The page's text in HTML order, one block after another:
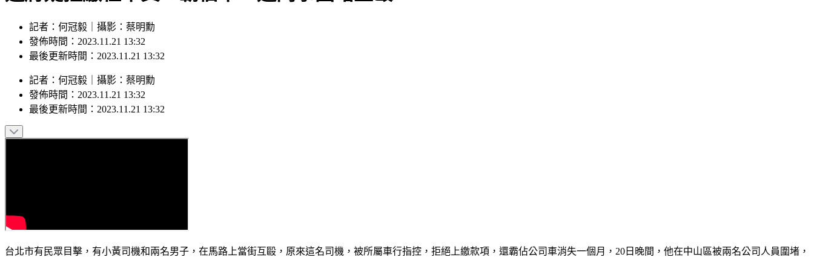
記者：何冠毅｜攝影：蔡明勳
發佈時間：2023.11.21 13:32
最後更新時間：2023.11.21 13:32
記者 ： 何冠毅 攝影 ： 蔡明勳
發佈時間： 2023.11.21 13:32
最後更新時間： 2023.11.21 13:32
台北市有民眾目擊，有小黃司機和兩名男子，在馬路上當街互毆，原來這名司機，被所屬車行指控，拒絕上繳款項，還霸佔公司車消失一個月，20日晚間，他在中山區被兩名公司人員圍堵，